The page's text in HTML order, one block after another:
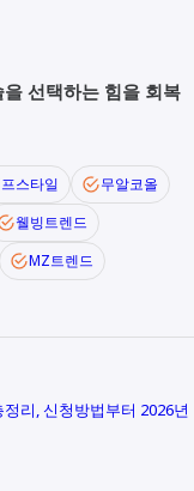
선택하는 힘을 회복
스타일
무알코올
웰빙트렌드
MZ트렌드
리, 신청방법부터 2026년